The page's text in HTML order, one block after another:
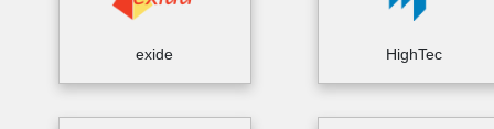
exide HighTec